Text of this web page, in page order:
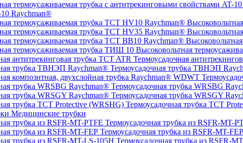
Raychman®
Высоковольтная
Термоусадочная
Термоусадочная трубка ТВНЭП
Термоусадочная трубка WRSBG
Термоусадочная трубка WRSGY
Термоусадочная трубка TCT
Медицинские трубки
Термоусадочная трубка из RSFR-MT-
Термоусадочная трубка из RSFR-MT-FEP
Термоусадочная трубка из RSFR-